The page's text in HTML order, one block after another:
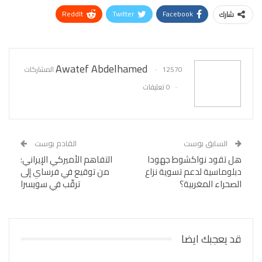
شارك Facebook
Twitter
ReddIt
Awatef Abdelhamed
12570 المشاركات
0 تعليقات
السابق بوست
هل تقود نواكشوط جهودا
دبلوماسية لدعم تسوية نزاع
الصحراء المغربية؟
القادم بوست
التفاهم الأميركي الإيراني:
من توقيع في فرساي إلى
ترقّب في سويسرا
قد يعجبك ايضا